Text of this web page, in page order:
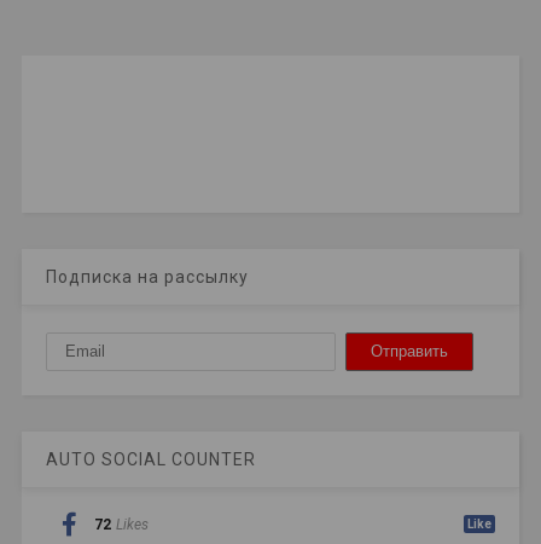
Подписка на рассылку
AUTO SOCIAL COUNTER
72 Likes Like